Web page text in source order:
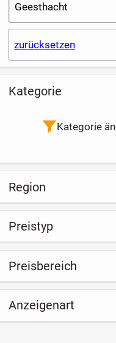
Geesthacht
zurücksetzen
Kategorie
Kategorie
Region
Preistyp
Preisbereich
Anzeigenart